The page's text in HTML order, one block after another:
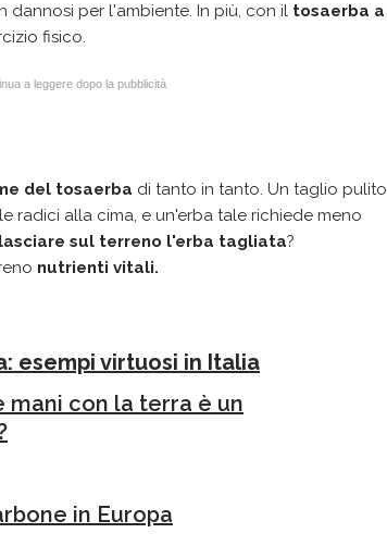
dannosi per l'ambiente. In più, con il tosaerba a
fisico.
a leggere dopo la pubblicità
del tosaerba di tanto in tanto. Un taglio pulito
radici alla cima, e un'erba tale richiede meno
lasciare sul terreno l'erba tagliata?
nutrienti vitali.
esempi virtuosi in Italia
mani con la terra è un
in Europa